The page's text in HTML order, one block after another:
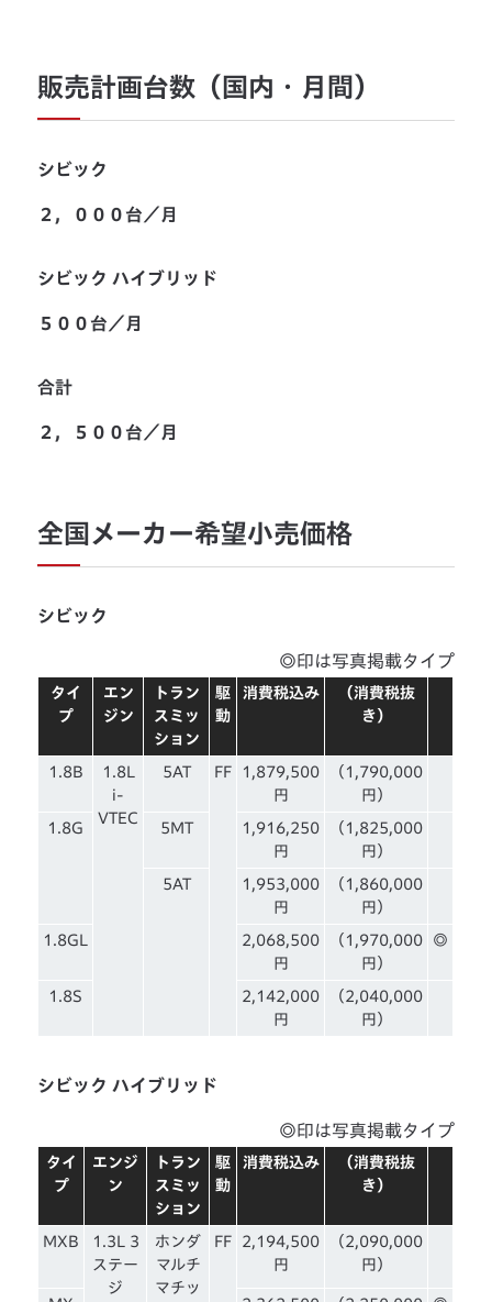
販売計画台数（国内・月間）
シビック
２，０００台／月
シビック ハイブリッド
５００台／月
合計
２，５００台／月
全国メーカー希望小売価格
シビック
◎印は写真掲載タイプ
タイ
プ
エン
ジン
トラン
スミッ
ション
駆
動
消費税込み
（消費税抜
き）
1.8B
1.8L
i-
VTEC
5AT FF
1,879,500
円
（1,790,000
円）
1.8G 5MT
1,916,250
円
（1,825,000
円）
5AT
1,953,000
円
（1,860,000
円）
1.8GL
2,068,500
円
（1,970,000
円）
◎
1.8S
2,142,000
円
（2,040,000
円）
シビック ハイブリッド
◎印は写真掲載タイプ
タイ
プ
エンジ
ン
トラン
スミッ
ション
駆
動
消費税込み
（消費税抜
き）
MXB
1.3L 3
ステー
ジ
ホンダ
マルチ
マチッ
FF
2,194,500
円
（2,090,000
円）